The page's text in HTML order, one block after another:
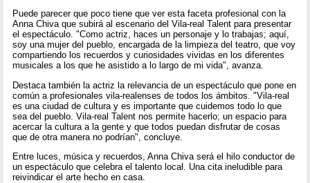
Puede parecer que poco tiene que ver esta faceta profesional con la
Anna Chiva que subirá al escenario del Vila-real Talent para presentar
el espectáculo. "Como actriz, haces un personaje y lo trabajas; aquí,
soy una mujer del pueblo, encargada de la limpieza del teatro, que voy
compartiendo los recuerdos y curiosidades vividas en los diferentes
musicales a los que he asistido a lo largo de mi vida", avanza.
Destaca también la actriz la relevancia de un espectáculo que pone en
común a profesionales vila-realenses de todos los ámbitos. "Vila-real
es una ciudad de cultura y es importante que cuidemos todo lo que
sea del pueblo. Vila-real Talent nos permite hacerlo; un espacio para
acercar la cultura a la gente y que todos puedan disfrutar de cosas
que de otra manera no podrían", concluye.
Entre luces, música y recuerdos, Anna Chiva será el hilo conductor de
un espectáculo que celebra el talento local. Una cita ineludible para
reivindicar el arte hecho en casa.